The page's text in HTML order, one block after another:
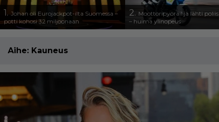
1. Johan oli Eurojackpot-ilta Suomessa –
potti kohosi 32 miljoonaan
2. Moottoripyöräilijä lähti
– huima ylinopeus
Aihe: Kauneus